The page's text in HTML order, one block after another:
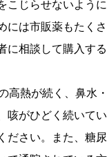
こじらせないよう
には市販薬もたく
に相談して購入す
高熱が続く、鼻水
咳がひどく続いて
ださい。また、糖